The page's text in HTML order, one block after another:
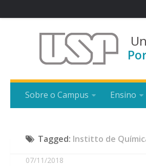
Sobre o Campus Ensino
Tagged: Institto de
07/11/2018